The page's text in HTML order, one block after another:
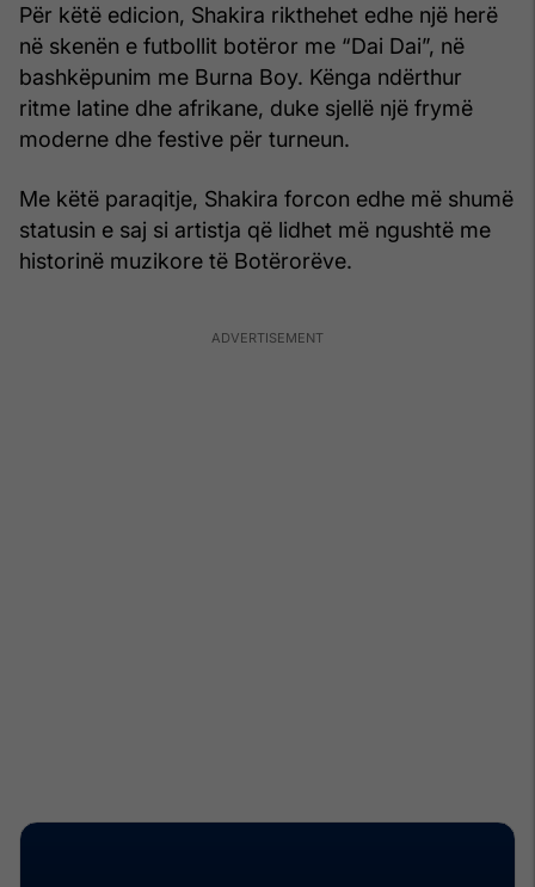
Për këtë edicion, Shakira rikthehet edhe një herë
në skenën e futbollit botëror me “Dai Dai”, në
bashkëpunim me Burna Boy. Kënga ndërthur
ritme latine dhe afrikane, duke sjellë një frymë
moderne dhe festive për turneun.
Me këtë paraqitje, Shakira forcon edhe më shumë
statusin e saj si artistja që lidhet më ngushtë me
historinë muzikore të Botërorëve.